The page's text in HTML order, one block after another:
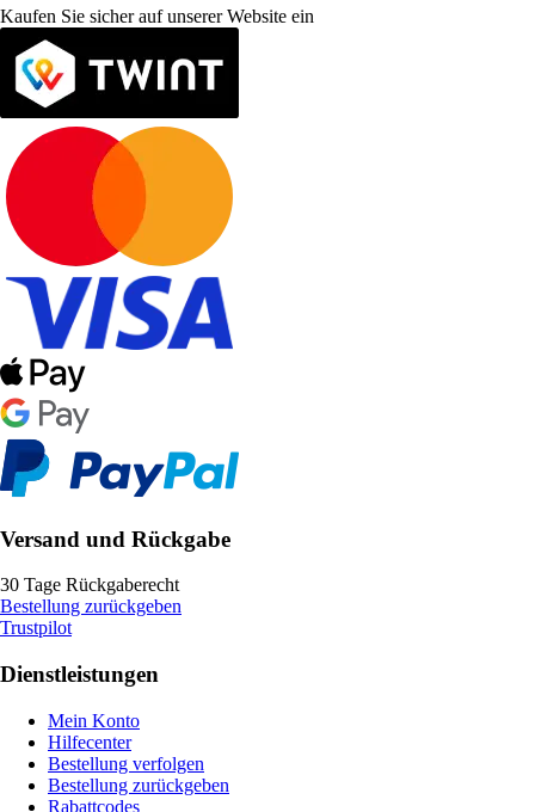
Kaufen Sie sicher auf unserer Website ein
Versand und Rückgabe
30 Tage Rückgaberecht
Bestellung zurückgeben
Trustpilot
Dienstleistungen
Mein Konto
Hilfecenter
Bestellung verfolgen
Bestellung zurückgeben
Rabattcodes